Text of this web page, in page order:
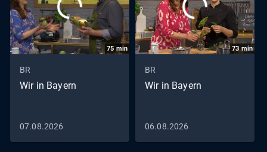
75 min
BR
Wir in Bayern
07.08.2026
73min
BR
Wir in Bayern
06.08.2026